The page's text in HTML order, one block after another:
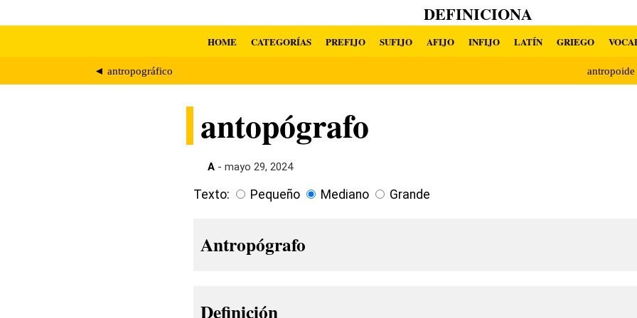
DEFINICIONA
HOME CATEGORÍAS PREFIJO SUFIJO AFIJO INFIJO LATÍN GRIEGO
◄ antropográfico
antopógrafo
A - mayo 29, 2024
Texto: Pequeño Mediano Grande
Antropógrafo
Definición